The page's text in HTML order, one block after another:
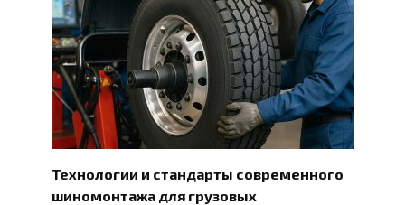
Технологии и стандарты современного
шиномонтажа для грузовых